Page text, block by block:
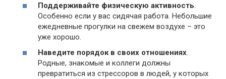
Поддерживайте физическую активность
Особенно если у вас сидячая работа. Небольшие
ежедневные прогулки на свежем воздухе – это
уже хорошо.
Наведите порядок в своих отношениях.
Родные, знакомые и коллеги должны
превратиться из стрессоров в людей, у которых